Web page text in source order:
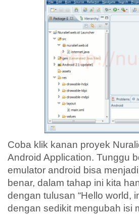
Coba klik kanan proyek
Android Application. Tunggu
emulator android bisa
benar, dalam tahap ini kita
dengan tulusan “Hello world,
dengan sedikit mengubah isi